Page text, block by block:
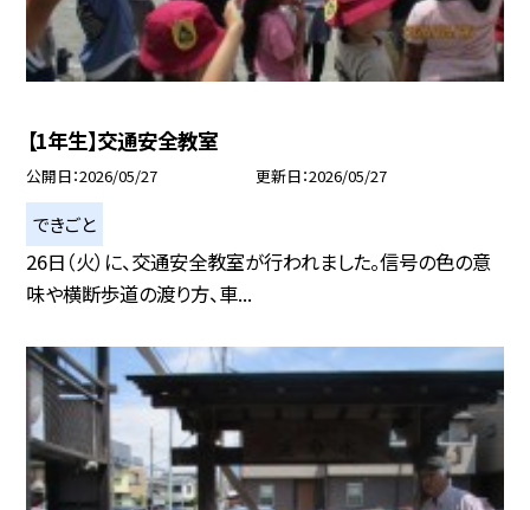
【1年生】交通安全教室
公開日 2026/05/27 更新日 2026/05/27
できごと
26日（火）に、交通安全教室が行われました。信号の色の意
味や横断歩道の渡り方、車...